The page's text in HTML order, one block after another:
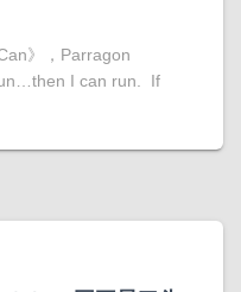
》，Parragon
I can run. If